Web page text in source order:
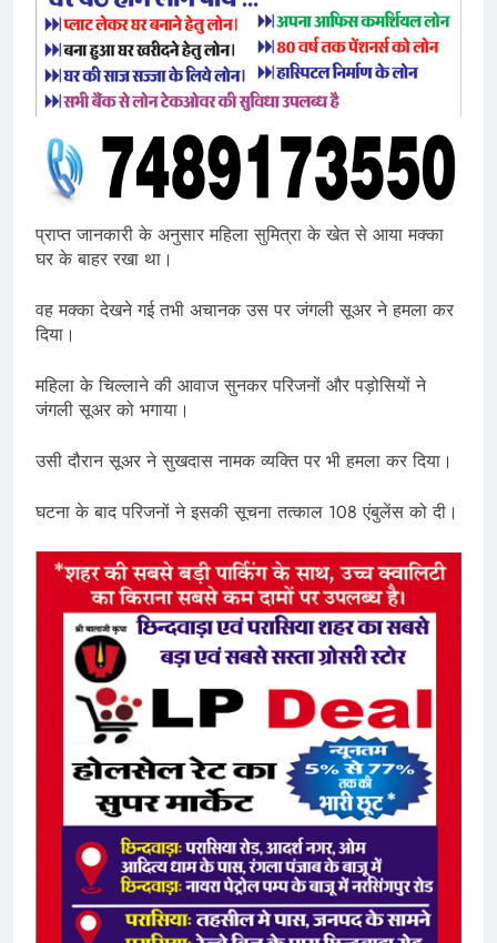
प्राप्त जानकारी के अनुसार महिला सुमित्रा के खेत से आया मक्का
घर के बाहर रखा था।
वह मक्का देखने गई तभी अचानक उस पर जंगली सूअर ने हमला कर
दिया।
महिला के चिल्लाने की आवाज सुनकर परिजनों और पड़ोसियों ने
जंगली सूअर को भगाया।
उसी दौरान सूअर ने सुखदास नामक व्यक्ति पर भी हमला कर दिया।
घटना के बाद परिजनों ने इसकी सूचना तत्काल 108 एंबुलेंस को दी।